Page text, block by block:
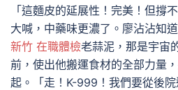
「這麵皮的延展性！完美！但撐
大喊，中藥味更濃了。廖沾沾知
新竹 在職體檢老蒜泥，那是宇宙
前，使出他搬運食材的全部力量
起。「走！K-999！我們要從後